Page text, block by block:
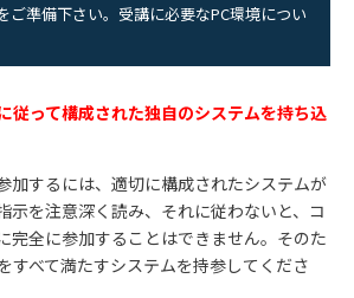
ご準備下さい。受講に必要なPC環境につい
従って構成された独自のシステムを持ち込
加するには、適切に構成されたシステムが
示を注意深く読み、それに従わないと、コ
完全に参加することはできません。そのた
すべて満たすシステムを持参してくださ